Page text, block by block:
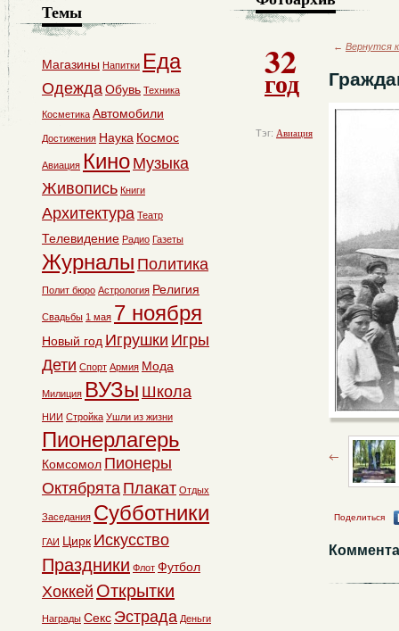
32
год
Тэг: Авиация
← Вернутся
Поделиться
Темы
Магазины Напитки Еда
ОдеждаОбувь Техника
Косметика Автомобили
Достижения Наука Космос
Авиация Кино Музыка
Живопись Книги
Архитектура Театр
Телевидение Радио Газеты
Журналы Политика
Полит бюро Астрология Религия
Свадьбы 1 мая 7 ноября
Новый год Игрушки Игры
Дети Спорт Армия Мода
Милиция ВУЗы Школа
НИИ Стройка Ушли из жизни
Пионерлагерь
Комсомол Пионеры
Октябрята Плакат Отдых
Заседания Субботники
ГАИ Цирк Искусство
Праздники Флот Футбол
Хоккей Открытки
Награды Секс Эстрада Деньги